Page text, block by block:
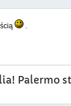
.
Palermo